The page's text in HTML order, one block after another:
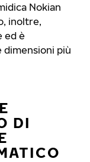
Nokian
inoltre,
ed è
dimensioni più
DI